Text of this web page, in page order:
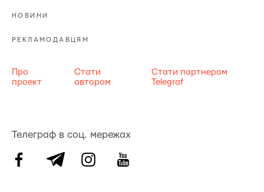
НОВИНИ
РЕКЛАМОДАВЦЯМ
Про
проект
Стати
автором
Стати партнером
Telegraf
Телеграф в соц. мережах